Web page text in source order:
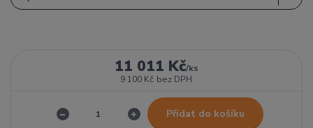
11 011 Kč/ks
9 100 Kč bez DPH
Přidat do košíku